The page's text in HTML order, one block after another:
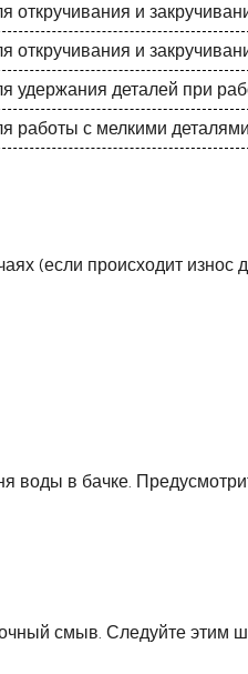
откручивания и
откручивания и
удержания деталей при
работы с мелкими
(если происходит износ
воды в бачке.
смыв. Следуйте этим